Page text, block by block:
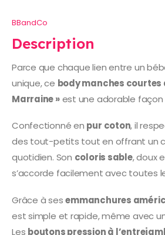
BBandCo
Description
Parce que chaque lien entre un
unique, ce body manches courtes
Marraine »est une adorable façon
Confectionné en pur coton, il
des tout-petits tout en offrant un
quotidien. Son coloris sable, doux
s’accorde facilement avec toutes
Grâce à sesemmanchures
est simple et rapide, même avec
Les boutons pression à